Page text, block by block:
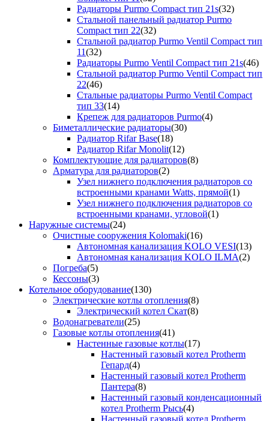
Радиаторы Purmo Compact тип 21s(32)
Стальной панельный радиатор Purmo
Compact тип 22(32)
Стальной радиатор Purmo Ventil Compact тип
11(32)
Радиаторы Purmo Ventil Compact тип 21s(46)
Стальной радиатор Purmo Ventil Compact тип
22(46)
Стальные радиаторы Purmo Ventil Compact
тип 33(14)
Крепеж для радиаторов Purmo(4)
Биметаллические радиаторы(30)
Радиатор Rifar Base(18)
Радиатор Rifar Monolit(12)
Комплектующие для радиаторов(8)
Арматура для радиаторов(2)
Узел нижнего подключения радиаторов со
встроенными кранами Watts, прямой(1)
Узел нижнего подключения радиаторов со
встроенными кранами, угловой(1)
Наружные системы(24)
Очистные сооружения Kolomaki(16)
Автономная канализация KOLO VESI(13)
Автономная канализация KOLO ILMA(2)
Погреба(5)
Кессоны(3)
Котельное оборудование(130)
Электрические котлы отопления(8)
Электрический котел Скат(8)
Водонагреватели(25)
Газовые котлы отопления(41)
Настенные газовые котлы(17)
Настенный газовый котел Protherm
Гепард(4)
Настенный газовый котел Protherm
Пантера(8)
Настенный газовый конденсационный
котел Protherm Рысь(4)
Настенный газовый котел Protherm